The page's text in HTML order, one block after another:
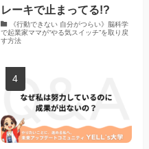
レーキで止まってる!?
《行動できない 自分がつらい》脳科学
で起業家ママが“やる気スイッチ”を取り戻
す方法